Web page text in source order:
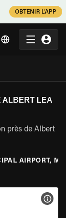
OBTENIR L'APP
ALBERT LEA
près de Albert
AIRPORT, MN